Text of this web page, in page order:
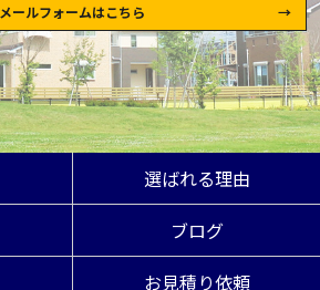
メールフォームはこちら
選ばれる理由
ブログ
お見積り依頼